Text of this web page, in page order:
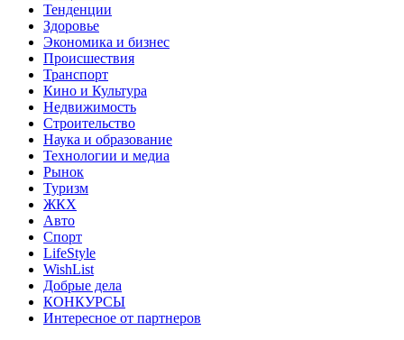
Тенденции
Здоровье
Экономика и бизнес
Происшествия
Транспорт
Кино и Культура
Недвижимость
Строительство
Наука и образование
Технологии и медиа
Рынок
Туризм
ЖКХ
Авто
Спорт
LifeStyle
WishList
Добрые дела
КОНКУРСЫ
Интересное от партнеров